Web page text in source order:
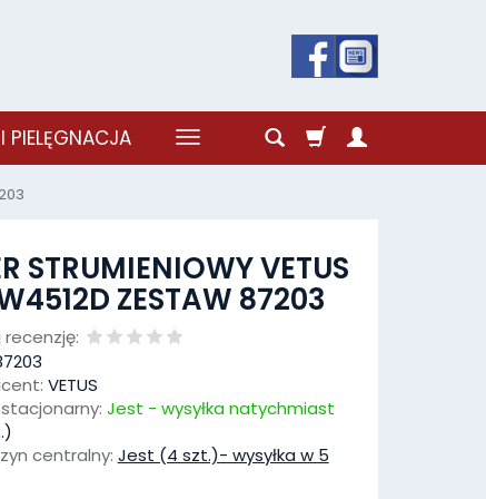
PIELĘGNACJA
STRUMIENIOWY VETUS
ZESTAW 87203
recenzję:
VETUS
Jest - wysyłka natychmiast
centralny: Jest (4 szt.)- wysyłka w 5